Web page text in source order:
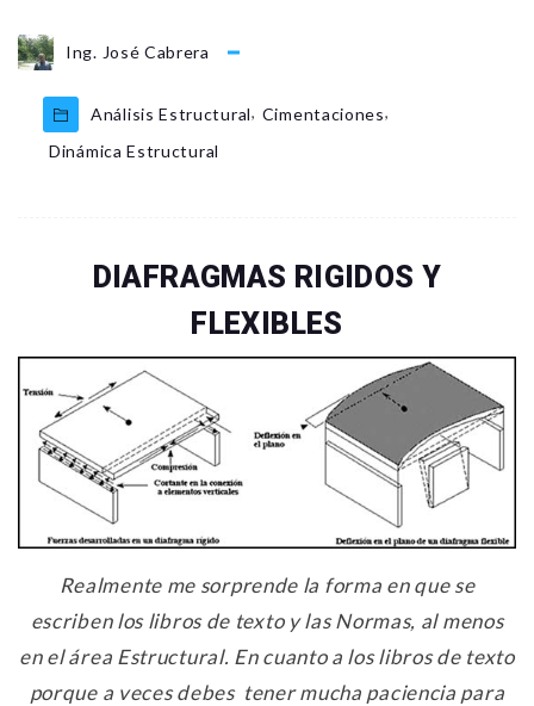
Ing. José Cabrera
Análisis Estructural, Cimentaciones,
Dinámica Estructural
DIAFRAGMAS RIGIDOS Y
FLEXIBLES
Realmente me sorprende la forma en que se
escriben los libros de texto y las Normas, al menos
en el área Estructural. En cuanto a los libros de texto
porque a veces debes tener mucha paciencia para